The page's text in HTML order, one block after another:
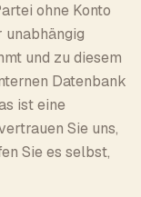
ohne Konto
unabhängig
und zu diesem
Datenbank
ist eine
Sie uns,
Sie es selbst,